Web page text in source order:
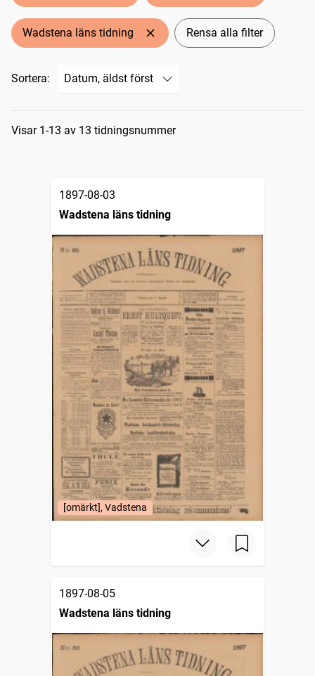
Wadstena läns tidning Rensa alla filter
Sortera:
Sökresultat
Visar 1-13 av 13 tidningsnummer
1897-08-03
Wadstena läns tidning
[omärkt], Vadstena
1897-08-05
Wadstena läns tidning